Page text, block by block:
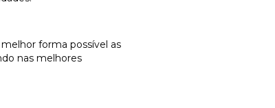
forma possível as
nas melhores